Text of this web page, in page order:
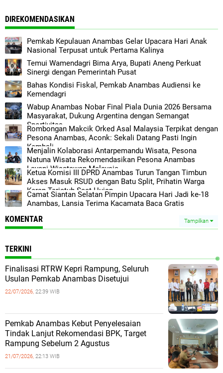
DIREKOMENDASIKAN
Pemkab Kepulauan Anambas Gelar Upacara Hari Anak
Nasional Terpusat untuk Pertama Kalinya
Temui Wamendagri Bima Arya, Bupati Aneng Perkuat
Sinergi dengan Pemerintah Pusat
Bahas Kondisi Fiskal, Pemkab Anambas Audiensi ke
Kemendagri
Wabup Anambas Nobar Final Piala Dunia 2026 Bersama
Masyarakat, Dukung Argentina dengan Semangat
Sportivitas
Rombongan Makcik Orked Asal Malaysia Terpikat dengan
Pesona Anambas, Aconk: Sekali Datang Pasti Ingin
Kembali
Menjalin Kolaborasi Antarpemandu Wisata, Pesona
Natuna Wisata Rekomendasikan Pesona Anambas
Layani Wisatawan Malaysia
Ketua Komisi III DPRD Anambas Turun Tangan Timbun
Akses Masuk RSUD dengan Batu Split, Prihatin Warga
Kerap Terjatuh Saat Hujan
Camat Siantan Selatan Pimpin Upacara Hari Jadi ke-18
Anambas, Lansia Terima Kacamata Baca Gratis
KOMENTAR Tampilkan
TERKINI
Finalisasi RTRW Kepri Rampung, Seluruh
Usulan Pemkab Anambas Disetujui
22/07/2026, 22:39 WIB
Pemkab Anambas Kebut Penyelesaian
Tindak Lanjut Rekomendasi BPK, Target
Rampung Sebelum 2 Agustus
21/07/2026, 22:13 WIB